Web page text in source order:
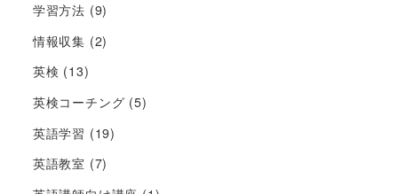
学習方法 (9)
情報収集 (2)
英検 (13)
英検コーチング (5)
英語学習 (19)
英語教室 (7)